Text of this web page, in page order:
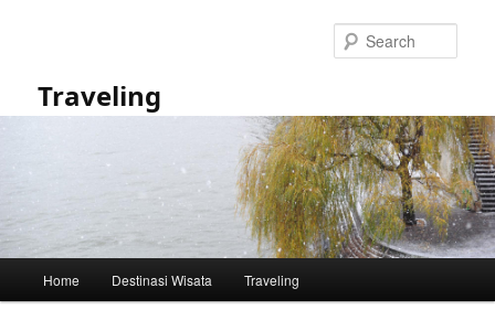
Traveling
Home Destinasi Wisata Traveling